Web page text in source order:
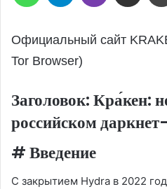
Официальный сайт
Tor Browser)
Заголовок: Кра́кен:
российском
# Введение
С закрытием Hydra в 2022